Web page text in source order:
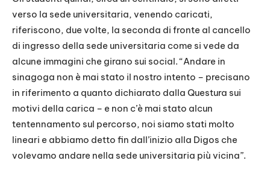
verso la sede universitaria, venendo caricati,
riferiscono, due volte, la seconda di fronte al cancello
di ingresso della sede universitaria come si vede da
alcune immagini che girano sui social. “Andare in
sinagoga non è mai stato il nostro intento – precisano
in riferimento a quanto dichiarato dalla Questura sui
motivi della carica – e non c’è mai stato alcun
tentennamento sul percorso, noi siamo stati molto
lineari e abbiamo detto fin dall’inizio alla Digos che
volevamo andare nella sede universitaria più vicina”.